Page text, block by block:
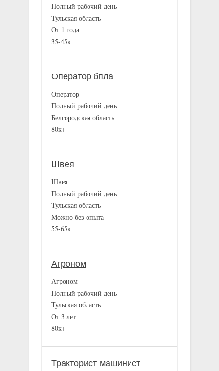
Полный рабочий день
Тульская область
От 1 года
35-45к
Оператор бпла
Оператор
Полный рабочий день
Белгородская область
80к+
Швея
Швея
Полный рабочий день
Тульская область
Можно без опыта
55-65к
Агроном
Агроном
Полный рабочий день
Тульская область
От 3 лет
80к+
Тракторист-машинист